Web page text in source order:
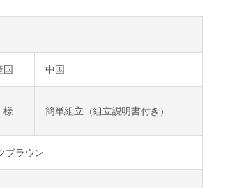
国 中国
簡単組立（組立説明書付き）
ブラウン